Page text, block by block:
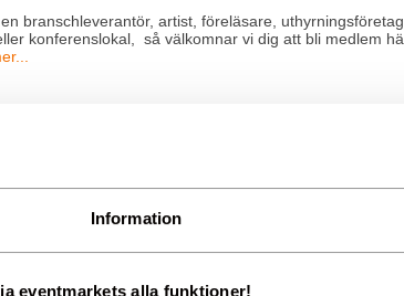
Information
eventmarkets alla funktioner!
branschleverantör, artist, föreläsare,
konferenslokal, så välkomnar vi dig att bli medlem
hittar du även Nöjesbiljetter
Eventmarket hittar du även bokningsbara nöjesbiljetter